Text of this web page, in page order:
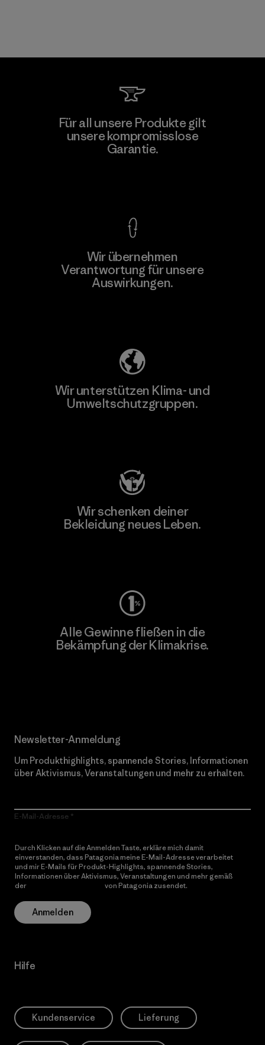
Für all unsere Produkte gilt
unsere kompromisslose
Garantie.
Wir übernehmen
Verantwortung für unsere
Auswirkungen.
Wir unterstützen Klima- und
Umweltschutzgruppen.
Wir schenken deiner
Bekleidung neues Leben.
Alle Gewinne fließen in die
Bekämpfung der Klimakrise.
Newsletter-Anmeldung
Um Produkthighlights, spannende Stories, Informationen
über Aktivismus, Veranstaltungen und mehr zu erhalten.
E-Mail-Adresse
Durch Klicken auf die Anmelden Taste, erkläre mich damit
einverstanden, dass Patagonia meine E-Mail-Adresse verarbeitet
und mir E-Mails für Produkt-Highlights, spannende Stories,
Informationen über Aktivismus, Veranstaltungen und mehr gemäß
der
von Patagonia zusendet.
Anmelden
Hilfe
Kundenservice Lieferung